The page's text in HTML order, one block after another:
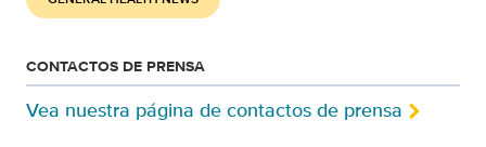
CONTACTOS DE PRENSA
Vea nuestra página de contactos de prensa